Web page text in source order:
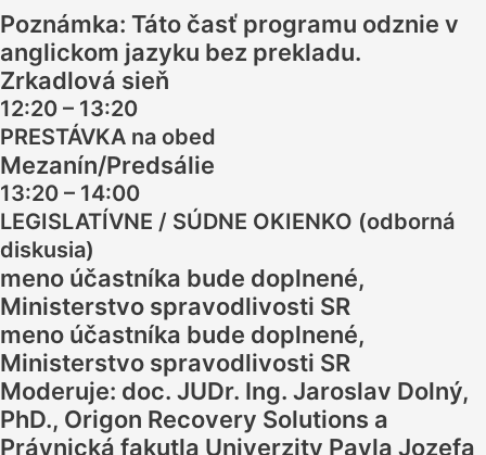
Poznámka: Táto časť programu odznie v
anglickom jazyku bez prekladu.
Zrkadlová sieň
12:20 – 13:20
PRESTÁVKA na obed
Mezanín/Predsálie
13:20 – 14:00
LEGISLATÍVNE / SÚDNE OKIENKO (odborná
diskusia)
meno účastníka bude doplnené,
Ministerstvo spravodlivosti SR
meno účastníka bude doplnené,
Ministerstvo spravodlivosti SR
Moderuje: doc. JUDr. Ing. Jaroslav Dolný,
PhD., Origon Recovery Solutions a
Právnická fakutla Univerzity Pavla Jozefa